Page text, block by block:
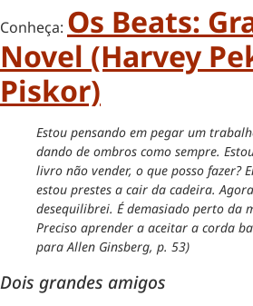
Conheça: Os Beats:
Novel (Harvey
Piskor)
Estou pensando em pegar um
dando de ombros como sempre.
livro não vender, o que posso fazer?
estou prestes a cair da cadeira.
desequilibrei. É demasiado perto da
Preciso aprender a aceitar a corda
para Allen Ginsberg, p. 53)
Dois grandes amigos